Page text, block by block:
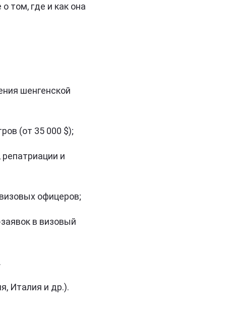
том, где и как она
шенгенской
(от 35 000 $);
и
офицеров;
в визовый
Италия и др.).